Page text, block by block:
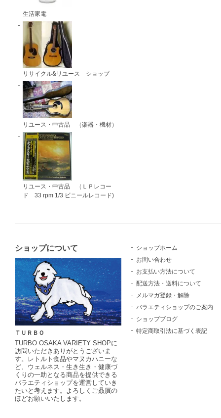
生活家電
リサイクル&リユース ショップ
リユース・中古品 （楽器・機材）
リユース・中古品 （ＬＰレコー
ド 33 rpm 1/3 ビニールレコード)
ショップについて
ＴＵＲＢＯ
TURBO OSAKA VARIETY SHOPに
訪問いただきありがとうございま
す。レトルト食品やマヌカハニーな
ど、ウェルネス・生き生き・健康づ
くりの一助となる商品を提供できる
バラエティショップを運営していき
たいと考えます。よろしくご贔屓の
ほどお願いいたします。
ショップホーム
お問い合わせ
お支払い方法について
配送方法・送料について
メルマガ登録・解除
バラエティショップのご案内
ショップブログ
特定商取引法に基づく表記